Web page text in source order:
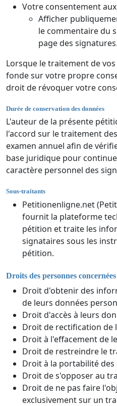
Votre consentement
Afficher
le commentaire du
page des signatures.
Lorsque le traitement de
fonde sur votre propre
droit de révoquer votre
Durée de conservation des données
L'auteur de la présente
l'accord sur le traitement
examen annuel afin de
base juridique pour
caractère personnel des
Sous-traitants
Petitionenligne.net
fournit la plateforme
pétition et traite les
signataires sous les
pétition.
Droits des personnes concernées
Droit d'obtenir des
de leurs données
Droit d'accès à leurs
Droit de rectification de
Droit à l'effacement de
Droit de restreindre le
Droit à la portabilité des
Droit de s'opposer au
Droit de ne pas faire
exclusivement sur un